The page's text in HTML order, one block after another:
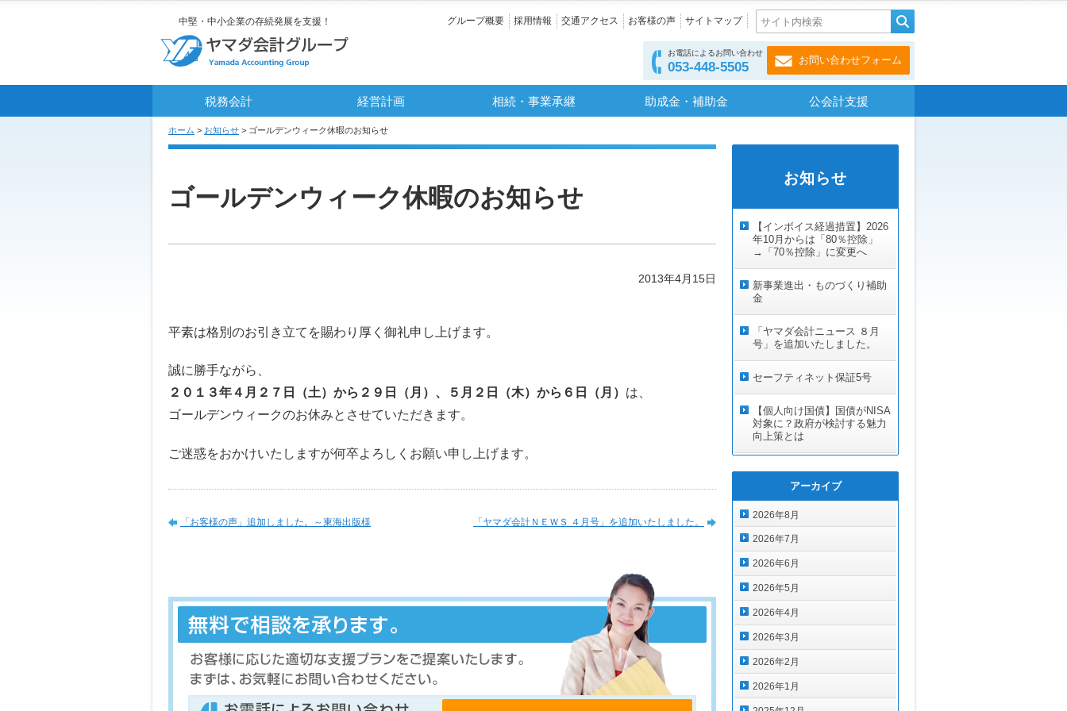
中堅・中小企業の存続発展を支援！ グループ概要 採用情報 交通アクセス お客様の声 サイトマップ
お電話によるお問い合わせ
053-448-5505 お問い合わせフォーム
税務会計 経営計画 相続・事業承継 助成金・補助金 公会計支援
ホーム > お知らせ > ゴールデンウィーク休暇のお知らせ
ゴールデンウィーク休暇のお知らせ
2013年4月15日
平素は格別のお引き立てを賜わり厚く御礼申し上げます。
誠に勝手ながら、
２０１３年４月２７日（土）から２９日（月）、５月２日（木）から６日（月） は、
ゴールデンウィークのお休みとさせていただきます。
ご迷惑をおかけいたしますが何卒よろしくお願い申し上げます。
「ヤマダ会計ＮＥＷＳ ４月号」を追加いたしました。
「お客様の声」追加しました。～東海出版様
お知らせ
【インボイス経過措置】2026
年10月からは「80％控除」
→「70％控除」に変更へ
新事業進出・ものづくり補助
金
「ヤマダ会計ニュース ８月
号」を追加いたしました。
セーフティネット保証5号
【個人向け国債】国債がNISA
対象に？政府が検討する魅力
向上策とは
アーカイブ
2026年8月
2026年7月
2026年6月
2026年5月
2026年4月
2026年3月
2026年2月
2026年1月